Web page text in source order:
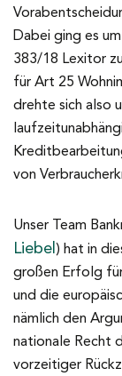
Dabei ging es
383/18 Lexitor
für Art 25
drehte sich also
von
Unser Team
Liebel ) hat in
großen Erfolg
und die
nämlich den
nationale Recht
vorzeitiger